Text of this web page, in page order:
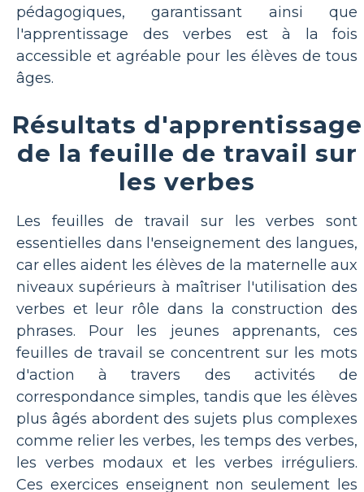
pédagogiques, garantissant ainsi que
l'apprentissage des verbes est à la fois
accessible et agréable pour les élèves de tous
âges.
Résultats d'apprentissage
de la feuille de travail sur
les verbes
Les feuilles de travail sur les verbes sont
essentielles dans l'enseignement des langues,
car elles aident les élèves de la maternelle aux
niveaux supérieurs à maîtriser l'utilisation des
verbes et leur rôle dans la construction des
phrases. Pour les jeunes apprenants, ces
feuilles de travail se concentrent sur les mots
d'action à travers des activités de
correspondance simples, tandis que les élèves
plus âgés abordent des sujets plus complexes
comme relier les verbes, les temps des verbes,
les verbes modaux et les verbes irréguliers.
Ces exercices enseignent non seulement les